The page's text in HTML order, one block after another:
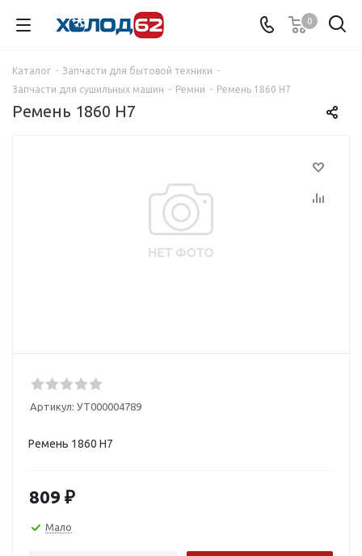
0
Каталог - Запчасти для бытовой техники -
Запчасти для сушильных машин - Ремни - Ремень 1860 Н7
Ремень 1860 Н7
Артикул: УТ000004789
Ремень 1860 Н7
809 ₽
Мало